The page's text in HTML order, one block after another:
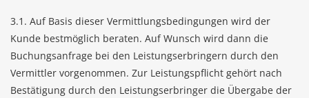
3.1. Auf Basis dieser Vermittlungsbedingungen wird der
Kunde bestmöglich beraten. Auf Wunsch wird dann die
Buchungsanfrage bei den Leistungserbringern durch den
Vermittler vorgenommen. Zur Leistungspflicht gehört nach
Bestätigung durch den Leistungserbringer die Übergabe der